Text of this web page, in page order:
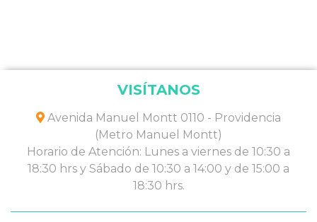
VISÍTANOS
Avenida Manuel Montt 0110 - Providencia
(Metro Manuel Montt)
Horario de Atención: Lunes a viernes de 10:30 a
18:30 hrs y Sábado de 10:30 a 14:00 y de 15:00 a
18:30 hrs.